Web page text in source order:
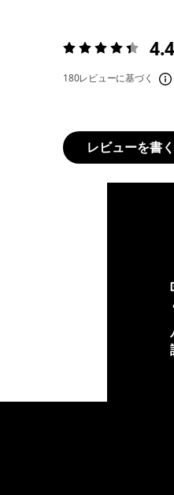
評価:4.4 / 5
180レビューに基づく
レビューを書く